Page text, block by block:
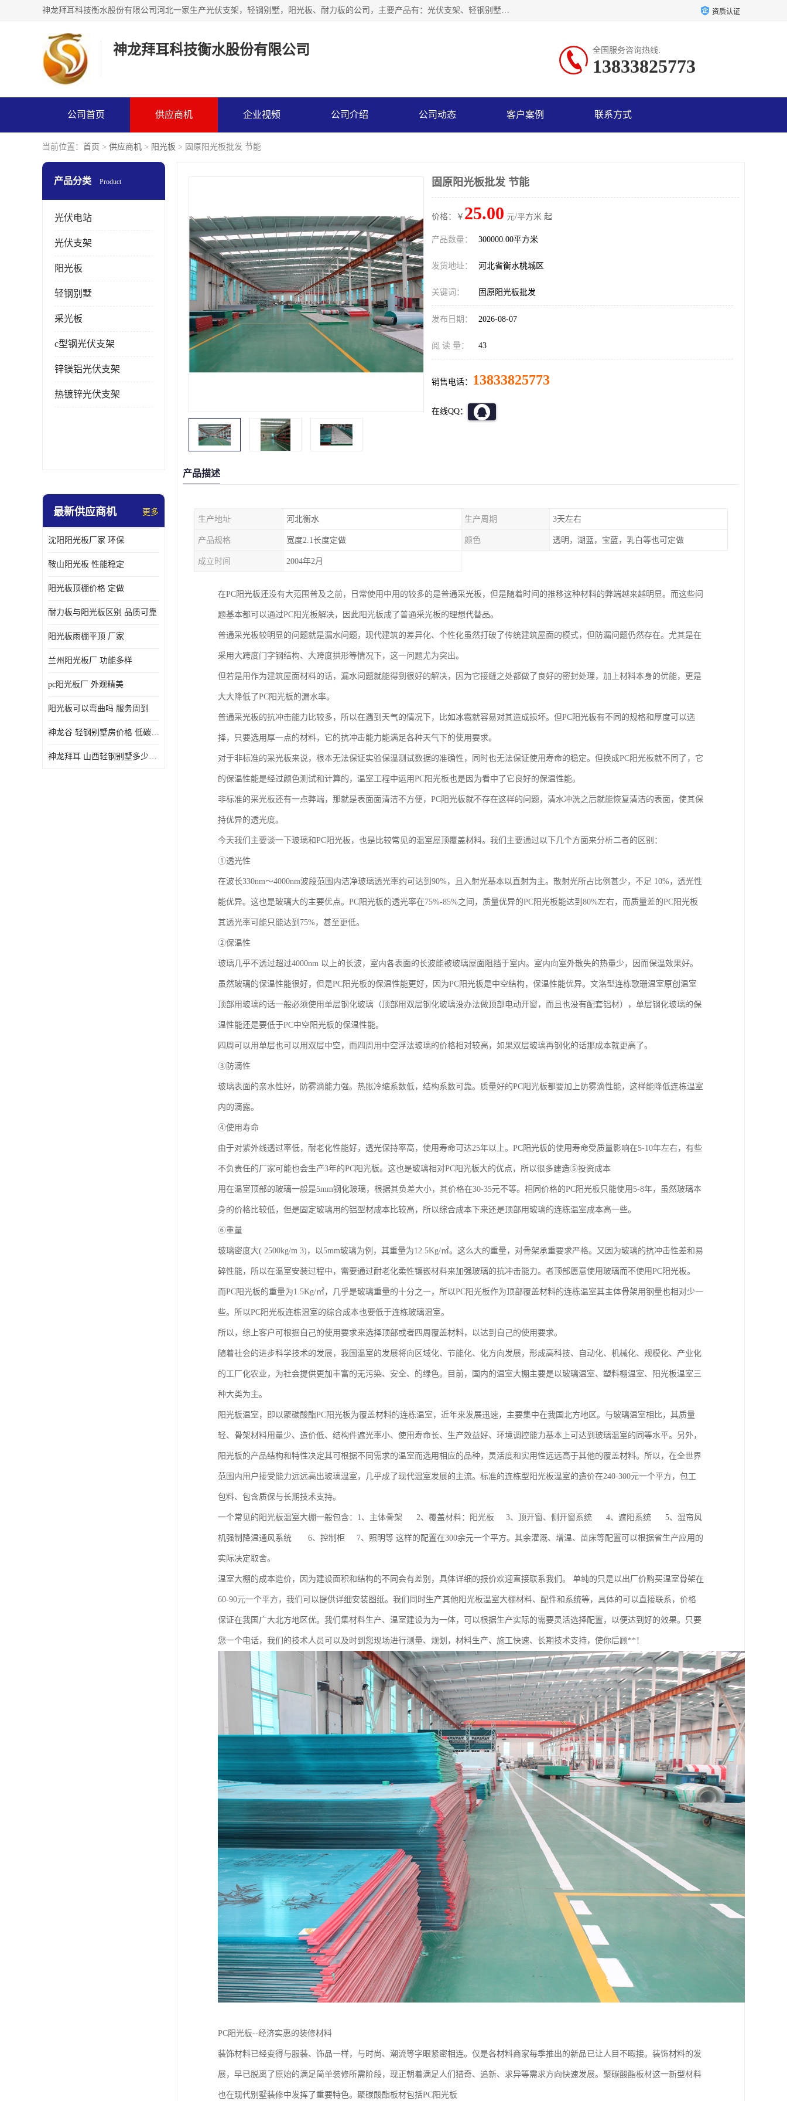
神龙拜耳科技衡水股份有限公司河北一家生产光伏支架，轻钢别墅，阳光板、耐力板的公司，主要产品有：光伏支架、轻钢别墅、阳光板、耐力板、采光板等，公司参与制定了多项标准。 资质认证
神龙拜耳科技衡水股份有限公司 全国服务咨询热线:
13833825773
公司首页 供应商机 企业视频 公司介绍 公司动态 客户案例 联系方式
当前位置： 首页 > 供应商机 > 阳光板 > 固原阳光板批发 节能
产品分类 Product
光伏电站
光伏支架
阳光板
轻钢别墅
采光板
c型钢光伏支架
锌镁铝光伏支架
热镀锌光伏支架
最新供应商机 更多
沈阳阳光板厂家 环保
鞍山阳光板 性能稳定
阳光板顶棚价格 定做
耐力板与阳光板区别 品质可靠
阳光板雨棚平顶 厂家
兰州阳光板厂 功能多样
pc阳光板厂 外观精美
阳光板可以弯曲吗 服务周到
神龙谷 轻钢别墅房价格 低碳环保
神龙拜耳 山西轻钢别墅多少钱 施工快捷
固原阳光板批发 节能
价格：￥ 25.00 元/平方米 起
产品数量： 300000.00平方米
发货地址： 河北省衡水桃城区
关键词： 固原阳光板批发
发布日期： 2026-08-07
阅 读 量： 43
销售电话： 13833825773
在线QQ：
产品描述
生产地址 河北衡水 生产周期 3天左右
产品规格 宽度2.1长度定做 颜色 透明，湖蓝，宝蓝，乳白等也可定做
成立时间 2004年2月
在PC阳光板还没有大范围普及之前，日常使用中用的较多的是普通采光板，但是随着时间的推移这种材料的弊端越来越明显。而这些问
题基本都可以通过PC阳光板解决，因此阳光板成了普通采光板的理想代替品。
普通采光板较明显的问题就是漏水问题，现代建筑的差异化、个性化虽然打破了传统建筑屋面的模式，但防漏问题仍然存在。尤其是在
采用大跨度门字钢结构、大跨度拱形等情况下，这一问题尤为突出。
但若是用作为建筑屋面材料的话，漏水问题就能得到很好的解决，因为它接缝之处都做了良好的密封处理，加上材料本身的优能，更是
大大降低了PC阳光板的漏水率。
普通采光板的抗冲击能力比较多，所以在遇到天气的情况下，比如冰雹就容易对其造成损坏。但PC阳光板有不同的规格和厚度可以选
择，只要选用厚一点的材料，它的抗冲击能力能满足各种天气下的使用要求。
对于非标准的采光板来说，根本无法保证实验保温测试数据的准确性，同时也无法保证使用寿命的稳定。但换成PC阳光板就不同了，它
的保温性能是经过颜色测试和计算的，温室工程中运用PC阳光板也是因为看中了它良好的保温性能。
非标准的采光板还有一点弊端，那就是表面面清洁不方便，PC阳光板就不存在这样的问题，清水冲洗之后就能恢复清洁的表面，使其保
持优异的透光度。
今天我们主要谈一下玻璃和PC阳光板，也是比较常见的温室屋顶覆盖材料。我们主要通过以下几个方面来分析二者的区别：
①透光性
在波长330nm～4000nm波段范围内洁净玻璃透光率约可达到90%，且入射光基本以直射为主。散射光所占比例甚少，不足 10%，透光性
能优异。这也是玻璃大的主要优点。PC阳光板的透光率在75%-85%之间，质量优异的PC阳光板能达到80%左右，而质量差的PC阳光板
其透光率可能只能达到75%，甚至更低。
②保温性
玻璃几乎不透过超过4000nm 以上的长波，室内各表面的长波能被玻璃屋面阻挡于室内。室内向室外散失的热量少，因而保温效果好。
虽然玻璃的保温性能很好，但是PC阳光板的保温性能更好，因为PC阳光板是中空结构，保温性能优异。文洛型连栋歌珊温室原创温室
顶部用玻璃的话一般必须使用单层钢化玻璃（顶部用双层钢化玻璃没办法做顶部电动开窗，而且也没有配套铝材），单层钢化玻璃的保
温性能还是要低于PC中空阳光板的保温性能。
四周可以用单层也可以用双层中空，而四周用中空浮法玻璃的价格相对较高，如果双层玻璃再钢化的话那成本就更高了。
③防滴性
玻璃表面的亲水性好，防雾滴能力强。热胀冷缩系数低，结构系数可靠。质量好的PC阳光板都要加上防雾滴性能，这样能降低连栋温室
内的滴露。
④使用寿命
由于对紫外线透过率低，耐老化性能好，透光保持率高，使用寿命可达25年以上。PC阳光板的使用寿命受质量影响在5-10年左右，有些
不负责任的厂家可能也会生产3年的PC阳光板。这也是玻璃相对PC阳光板大的优点，所以很多建造⑤投资成本
用在温室顶部的玻璃一般是5mm钢化玻璃，根据其负差大小，其价格在30-35元不等。相同价格的PC阳光板只能使用5-8年，虽然玻璃本
身的价格比较低，但是固定玻璃用的铝型材成本比较高，所以综合成本下来还是顶部用玻璃的连栋温室成本高一些。
⑥重量
玻璃密度大( 2500kg/m 3)，以5mm玻璃为例，其重量为12.5Kg/㎡。这么大的重量，对骨架承重要求严格。又因为玻璃的抗冲击性差和易
碎性能，所以在温室安装过程中，需要通过耐老化柔性镶嵌材料来加强玻璃的抗冲击能力。者顶部愿意使用玻璃而不使用PC阳光板。
而PC阳光板的重量为1.5Kg/㎡，几乎是玻璃重量的十分之一，所以PC阳光板作为顶部覆盖材料的连栋温室其主体骨架用钢量也相对少一
些。所以PC阳光板连栋温室的综合成本也要低于连栋玻璃温室。
所以，综上客户可根据自己的使用要求来选择顶部或者四周覆盖材料，以达到自己的使用要求。
随着社会的进步科学技术的发展，我国温室的发展将向区域化、节能化、化方向发展，形成高科技、自动化、机械化、规模化、产业化
的工厂化农业，为社会提供更加丰富的无污染、安全、的绿色。目前，国内的温室大棚主要是以玻璃温室、塑料棚温室、阳光板温室三
种大类为主。
阳光板温室，即以聚碳酸酯PC阳光板为覆盖材料的连栋温室，近年来发展迅速，主要集中在我国北方地区。与玻璃温室相比，其质量
轻、骨架材料用量少、造价低、结构件遮光率小、使用寿命长、生产效益好、环境调控能力基本上可达到玻璃温室的同等水平。另外，
阳光板的产品结构和特性决定其可根据不同需求的温室而选用相应的品种，灵活度和实用性远远高于其他的覆盖材料。所以，在全世界
范围内用户接受能力远远高出玻璃温室，几乎成了现代温室发展的主流。标准的连栋型阳光板温室的造价在240-300元一个平方，包工
包料、包含质保与长期技术支持。
一个常见的阳光板温室大棚一般包含：1、主体骨架 2、覆盖材料：阳光板 3、顶开窗、侧开窗系统 4、遮阳系统 5、湿帘风
机强制降温通风系统 6、控制柜 7、照明等 这样的配置在300余元一个平方。其余灌溉、增温、苗床等配置可以根据省生产应用的
实际决定取舍。
温室大棚的成本造价，因为建设面积和结构的不同会有差别，具体详细的报价欢迎直接联系我们。 单纯的只是以出厂价购买温室骨架在
60-90元一个平方，我们可以提供详细安装图纸。我们同时生产其他阳光板温室大棚材料、配件和系统等，具体的可以直接联系，价格
保证在我国广大北方地区优。我们集材料生产、温室建设为为一体，可以根据生产实际的需要灵活选择配置，以便达到好的效果。只要
您一个电话，我们的技术人员可以及时到您现场进行测量、规划，材料生产、施工快速、长期技术支持，使你后顾**！
PC阳光板--经济实惠的装修材料
装饰材料已经变得与服装、饰品一样，与时尚、潮流等字眼紧密相连。仅是各材料商家每季推出的新品已让人目不暇接。装饰材料的发
展，早已脱离了原始的满足简单装修所需阶段，现正朝着满足人们猎奇、追新、求异等需求方向快速发展。聚碳酸酯板材这一新型材料
也在现代别墅装修中发挥了重要特色。聚碳酸酯板材包括PC阳光板